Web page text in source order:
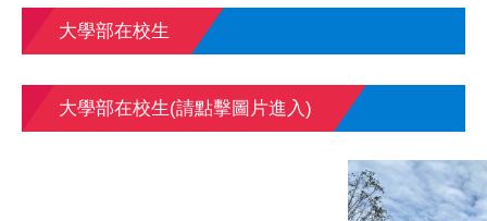
大學部在校生
大學部在校生(請點擊圖片進入)